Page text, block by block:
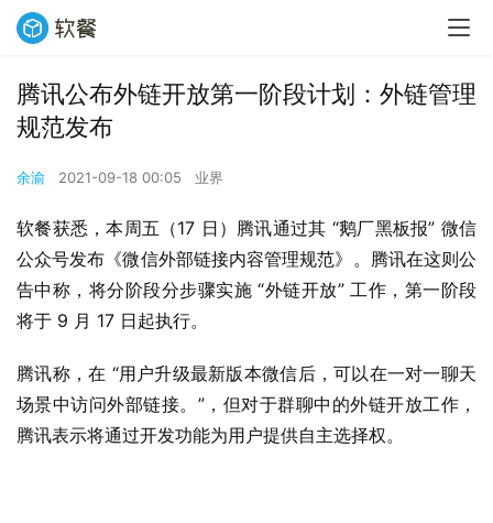
腾讯公布外链开放第一阶段计划：外链管理
规范发布
余渝 2021-09-18 00:05 业界
软餐获悉，本周五（17 日）腾讯通过其 “鹅厂黑板报” 微信
公众号发布《微信外部链接内容管理规范》。腾讯在这则公
告中称，将分阶段分步骤实施 “外链开放” 工作，第一阶段
将于 9 月 17 日起执行。
腾讯称，在 “用户升级最新版本微信后，可以在一对一聊天
场景中访问外部链接。”，但对于群聊中的外链开放工作，
腾讯表示将通过开发功能为用户提供自主选择权。